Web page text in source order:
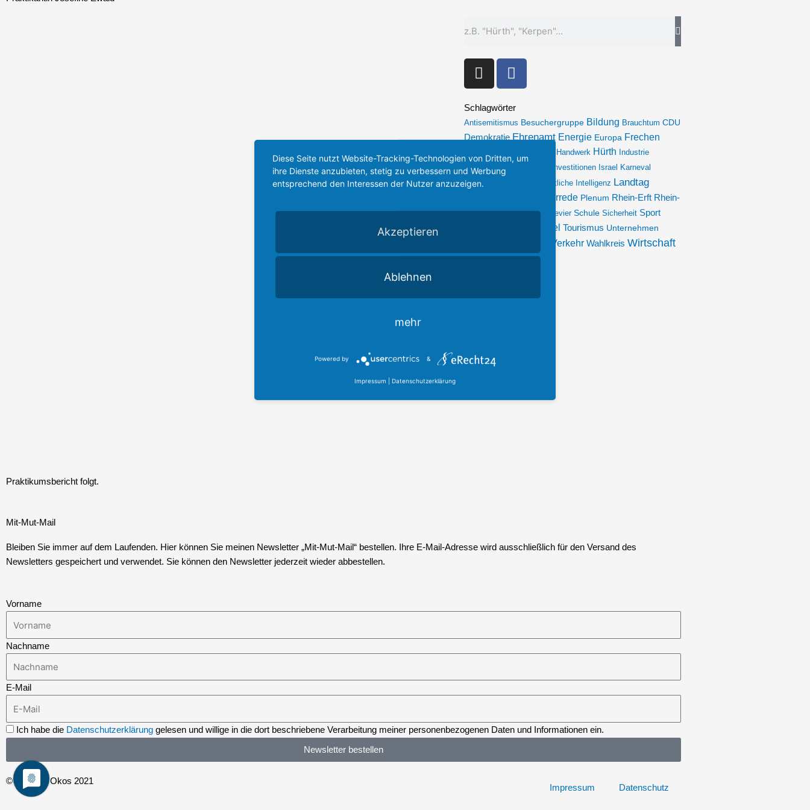
Praktikumsbericht folgt.
I
n
t
a
g
r
a
m
F
a
e
b
o
o
Schlagwörter
Antisemitismus Besuchergruppe Bildung Brauchtum CDU
Demokratie Ehrenamt Energie Europa Frechen
Handwerk Hürth Industrie
Infrastruktur
Innovation Investitionen Israel Karneval
Kerpen Künstliche Intelligenz Landtag
Plenarrede Plenum Rhein-Erft Rhein-
Erft-Kreis Rheinisches Revier Schule Sicherheit Sport
Strukturwandel Tourismus Unternehmen
Verkehr Wahlkreis Wirtschaft
Wissenschaft ÖPNV
Mit-Mut-Mail
Bleiben Sie immer auf dem Laufenden. Hier können Sie meinen Newsletter „Mit-Mut-Mail“ bestellen. Ihre E-Mail-Adresse wird ausschließlich für den Versand des
Newsletters gespeichert und verwendet. Sie können den Newsletter jederzeit wieder abbestellen.
Vorname
Nachname
E-Mail
Ich habe die Datenschutzerklärung gelesen und willige in die dort beschriebene Verarbeitung meiner personenbezogenen Daten und Informationen ein.
Newsletter bestellen
© Thomas Okos 2021
Impressum Datenschutz
Diese Seite nutzt Website-Tracking-Technologien von Dritten, um
ihre Dienste anzubieten, stetig zu verbessern und Werbung
entsprechend den Interessen der Nutzer anzuzeigen.
Akzeptieren
Ablehnen
mehr
Powered by &
Impressum Datenschutzerklärung